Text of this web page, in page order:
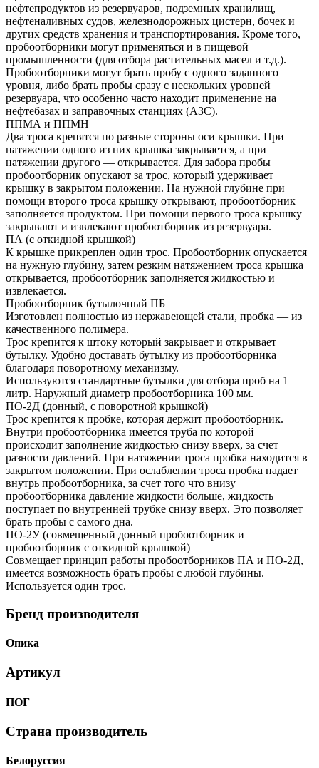
нефтепродуктов из резервуаров, подземных хранилищ,
нефтеналивных судов, железнодорожных цистерн, бочек и
других средств хранения и транспортирования. Кроме того,
пробоотборники могут применяться и в пищевой
промышленности (для отбора растительных масел и т.д.).
Пробоотборники могут брать пробу с одного заданного
уровня, либо брать пробы сразу с нескольких уровней
резервуара, что особенно часто находит применение на
нефтебазах и заправочных станциях (АЗС).
ППМА и ППМН
Два троса крепятся по разные стороны оси крышки. При
натяжении одного из них крышка закрывается, а при
натяжении другого — открывается. Для забора пробы
пробоотборник опускают за трос, который удерживает
крышку в закрытом положении. На нужной глубине при
помощи второго троса крышку открывают, пробоотборник
заполняется продуктом. При помощи первого троса крышку
закрывают и извлекают пробоотборник из резервуара.
ПА (с откидной крышкой)
К крышке прикреплен один трос. Пробоотборник опускается
на нужную глубину, затем резким натяжением троса крышка
открывается, пробоотборник заполняется жидкостью и
извлекается.
Пробоотборник бутылочный ПБ
Изготовлен полностью из нержавеющей стали, пробка — из
качественного полимера.
Трос крепится к штоку который закрывает и открывает
бутылку. Удобно доставать бутылку из пробоотборника
благодаря поворотному механизму.
Используются стандартные бутылки для отбора проб на 1
литр. Наружный диаметр пробоотборника 100 мм.
ПО-2Д (донный, с поворотной крышкой)
Трос крепится к пробке, которая держит пробоотборник.
Внутри пробоотборника имеется труба по которой
происходит заполнение жидкостью снизу вверх, за счет
разности давлений. При натяжении троса пробка находится в
закрытом положении. При ослаблении троса пробка падает
внутрь пробоотборника, за счет того что внизу
пробоотборника давление жидкости больше, жидкость
поступает по внутренней трубке снизу вверх. Это позволяет
брать пробы с самого дна.
ПО-2У (совмещенный донный пробоотборник и
пробоотборник с откидной крышкой)
Совмещает принцип работы пробоотборников ПА и ПО-2Д,
имеется возможность брать пробы с любой глубины.
Используется один трос.
Бренд производителя
Опика
Артикул
ПОГ
Страна производитель
Белоруссия